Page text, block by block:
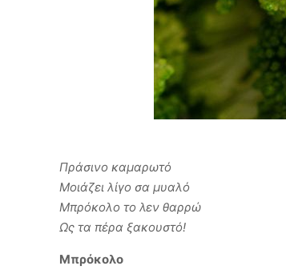
Πράσινο καμαρωτό
Μοιάζει λίγο σα μυαλό
Μπρόκολο το λεν θαρρώ
Ως τα πέρα ξακουστό!
Μπρόκολο